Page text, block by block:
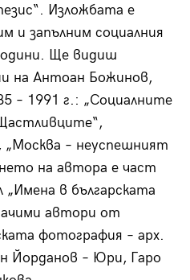
Изложбата е
и запълним социалния
Ще видиш
на Антоан Божинов,
– 1991 г.: „Социалните
„Москва – неуспешният
на автора е част
в българската
автори от
фотография – арх.
Йорданов – Юри, Гаро